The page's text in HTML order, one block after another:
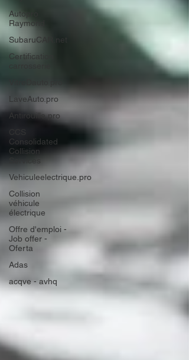
Autopro
Raymond
SubaruCAR.net
Certification
LaveAuto.pro
Antirouille.pro
Consolidated
Collision
Vehiculeelectrique.pro
Collision
véhicule
électrique
Offre d'emploi -
Job offer -
Oferta
Adas
acqve - avhq